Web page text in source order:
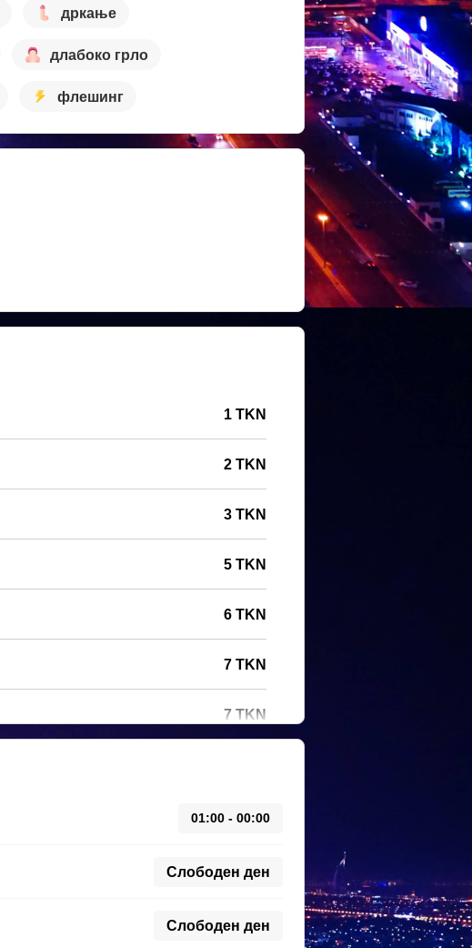
дркање
длабоко грло
флешинг
1 TKN
2 TKN
3 TKN
5 TKN
6 TKN
7 TKN
7 TKN
01:00 - 00:00
Слободен ден
Слободен ден